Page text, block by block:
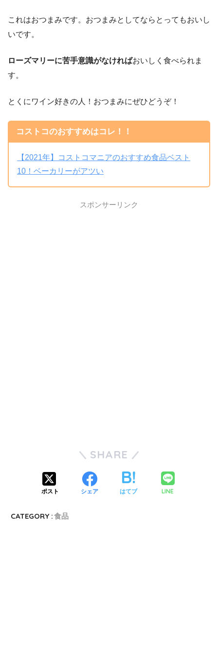
これはおつまみです。おつまみとしてならとってもおいし
いです。
ローズマリーに苦手意識がなければおいしく食べられま
す。
とくにワイン好きの人！おつまみにぜひどうぞ！
コストコのおすすめはコレ！！
【2021年】コストコマニアのおすすめ食品ベスト
10！ベーカリーがアツい
スポンサーリンク
SHARE
ポスト シェア はてブ LINE
CATEGORY :食品